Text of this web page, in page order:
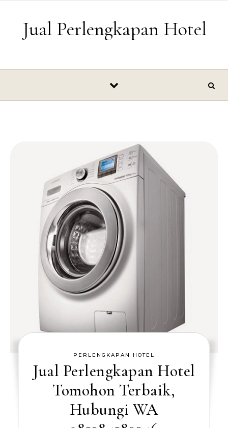
Jual Perlengkapan Hotel
PERLENGKAPAN HOTEL
Jual Perlengkapan Hotel
Tomohon Terbaik,
Hubungi WA